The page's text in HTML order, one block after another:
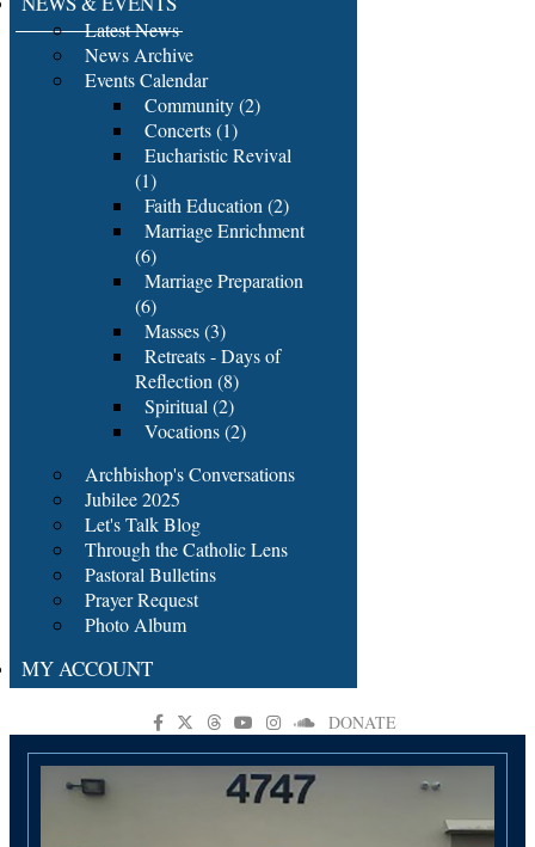
Latest News
News Archive
Events Calendar
Community (2)
Concerts (1)
Eucharistic Revival
(1)
Faith Education (2)
Marriage Enrichment
(6)
Marriage Preparation
(6)
Masses (3)
Retreats - Days of
Reflection (8)
Spiritual (2)
Vocations (2)
Archbishop's Conversations
Jubilee 2025
Let's Talk Blog
Through the Catholic Lens
Pastoral Bulletins
Prayer Request
Photo Album
MY ACCOUNT
DONATE